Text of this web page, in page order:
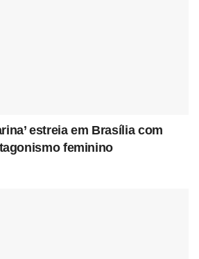
estreia em Brasília com
feminino